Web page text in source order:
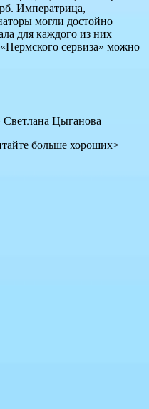
Императрица,
могли достойно
для каждого из них
сервиза» можно
Светлана Цыганова
больше хороших>